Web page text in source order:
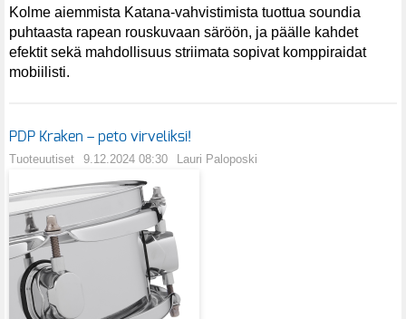
Kolme aiemmista Katana-vahvistimista tuottua soundia
puhtaasta rapean rouskuvaan säröön, ja päälle kahdet
efektit sekä mahdollisuus striimata sopivat komppiraidat
mobiilisti.
PDP Kraken – peto virveliksi!
Tuoteuutiset 9.12.2024 08:30 Lauri Paloposki